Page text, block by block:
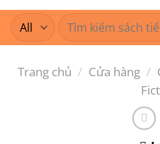
Tìm
kiếm:
Trang chủ / Cửa hàng /